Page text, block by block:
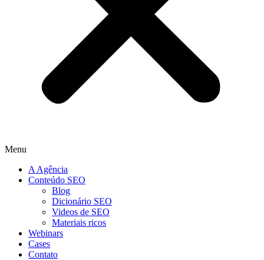
Menu
A Agência
Conteúdo SEO
Blog
Dicionário SEO
Videos de SEO
Materiais ricos
Webinars
Cases
Contato